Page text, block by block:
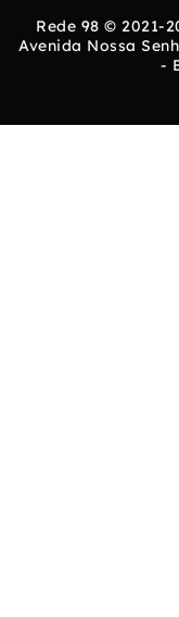
Rede 98 © 2021-
Avenida Nossa
-